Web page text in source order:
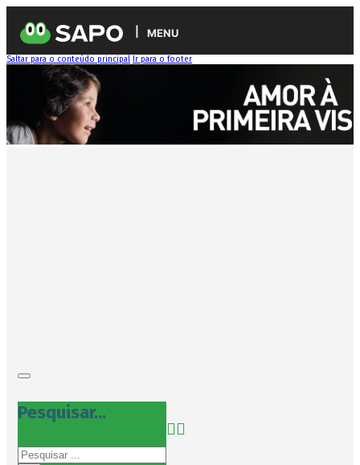
MENU
Saltar para o conteúdo principal Ir para o footer
Pesquisar...
Pesquisar